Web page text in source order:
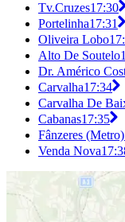
Tv.Cruzes17:30
Portelinha17:31
Oliveira Lobo
Alto De Soutelo
Dr. Américo
Carvalha17:34
Carvalha De
Cabanas17:35
Fânzeres (Metro)
Venda Nova